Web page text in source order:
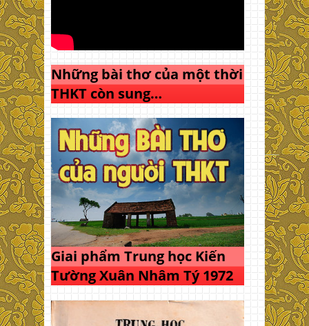
Những bài thơ của một thời
THKT còn sung…
Giai phẩm Trung học Kiến
Tường Xuân Nhâm Tý 1972